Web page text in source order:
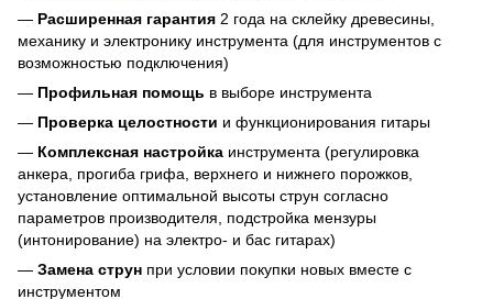
— Расширенная гарантия 2 года на склейку древесины,
механику и электронику инструмента (для инструментов с
возможностью подключения)
— Профильная помощь в выборе инструмента
— Проверка целостности и функционирования гитары
— Комплексная настройка инструмента (регулировка
анкера, прогиба грифа, верхнего и нижнего порожков,
установление оптимальной высоты струн согласно
параметров производителя, подстройка мензуры
(интонирование) на электро- и бас гитарах)
— Замена струн при условии покупки новых вместе с
инструментом